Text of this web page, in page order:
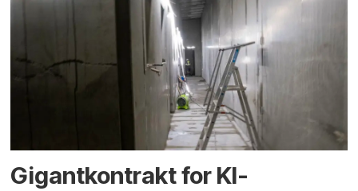
Gigantkontrakt for KI-